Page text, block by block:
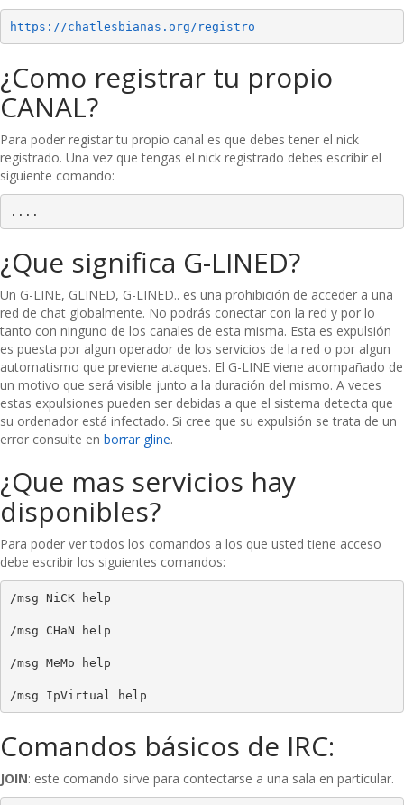
https://chatlesbianas.org/registro
¿Como registrar tu propio
CANAL?
Para poder registar tu propio canal es que debes tener el nick
registrado. Una vez que tengas el nick registrado debes escribir el
siguiente comando:
....
¿Que significa G-LINED?
Un G-LINE, GLINED, G-LINED.. es una prohibición de acceder a una
red de chat globalmente. No podrás conectar con la red y por lo
tanto con ninguno de los canales de esta misma. Esta es expulsión
es puesta por algun operador de los servicios de la red o por algun
automatismo que previene ataques. El G-LINE viene acompañado de
un motivo que será visible junto a la duración del mismo. A veces
estas expulsiones pueden ser debidas a que el sistema detecta que
su ordenador está infectado. Si cree que su expulsión se trata de un
error consulte en borrar gline.
¿Que mas servicios hay
disponibles?
Para poder ver todos los comandos a los que usted tiene acceso
debe escribir los siguientes comandos:
/msg NiCK help
/msg CHaN help
/msg MeMo help
Comandos básicos de IRC:
JOIN: este comando sirve para contectarse a una sala en particular.